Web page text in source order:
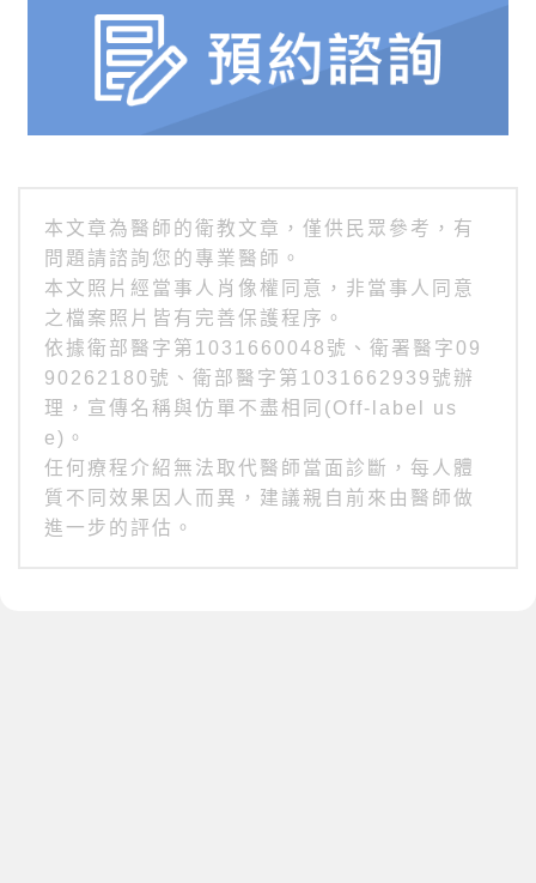
本文章為醫師的衛教文章，僅供民眾參考，有
問題請諮詢您的專業醫師。
本文照片經當事人肖像權同意，非當事人同意
之檔案照片皆有完善保護程序。
依據衛部醫字第1031660048號、衛署醫字09
90262180號、衛部醫字第1031662939號辦
理，宣傳名稱與仿單不盡相同(Off-label us
e)。
任何療程介紹無法取代醫師當面診斷，每人體
質不同效果因人而異，建議親自前來由醫師做
進一步的評估。